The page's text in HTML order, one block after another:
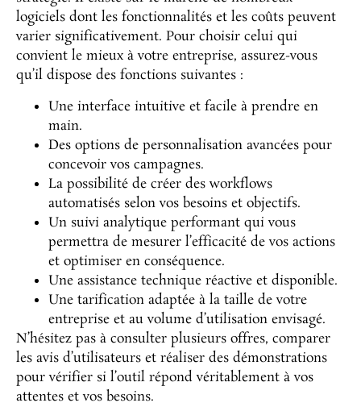
logiciels dont les fonctionnalités et les coûts peuvent
varier significativement. Pour choisir celui qui
convient le mieux à votre entreprise, assurez-vous
qu’il dispose des fonctions suivantes :
Une interface intuitive et facile à prendre en
main.
Des options de personnalisation avancées pour
concevoir vos campagnes.
La possibilité de créer des workflows
automatisés selon vos besoins et objectifs.
Un suivi analytique performant qui vous
permettra de mesurer l’efficacité de vos actions
et optimiser en conséquence.
Une assistance technique réactive et disponible.
Une tarification adaptée à la taille de votre
entreprise et au volume d’utilisation envisagé.
N’hésitez pas à consulter plusieurs offres, comparer
les avis d’utilisateurs et réaliser des démonstrations
pour vérifier si l’outil répond véritablement à vos
attentes et vos besoins.